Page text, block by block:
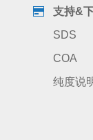
支持&
SDS
COA
纯度说